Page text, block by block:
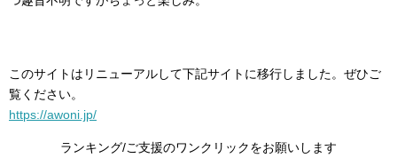
このサイトはリニューアルして下記サイトに移行しました。ぜひご
覧ください。
https://awoni.jp/
ランキング/ご支援のワンクリックをお願いします